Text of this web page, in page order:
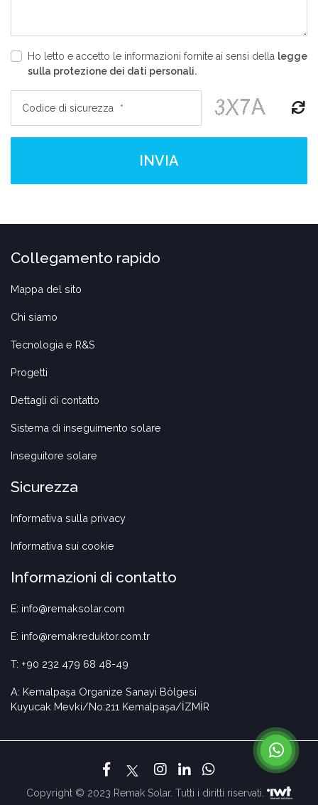
Ho letto e accetto le informazioni fornite ai sensi della legge
sulla protezione dei dati personali.
Codice di sicurezza *
INVIA
Collegamento rapido
Mappa del sito
Chi siamo
Tecnologia e R&S
Progetti
Dettagli di contatto
Sistema di inseguimento solare
Inseguitore solare
Sicurezza
Informativa sulla privacy
Informativa sui cookie
Informazioni di contatto
E: info@remaksolar.com
E: info@remakreduktor.com.tr
T: +90 232 479 68 48-49
A: Kemalpaşa Organize Sanayi Bölgesi
Kuyucak Mevki/No:211 Kemalpaşa/İZMİR
Copyright © 2023 Remak Solar. Tutti i diritti riservati.